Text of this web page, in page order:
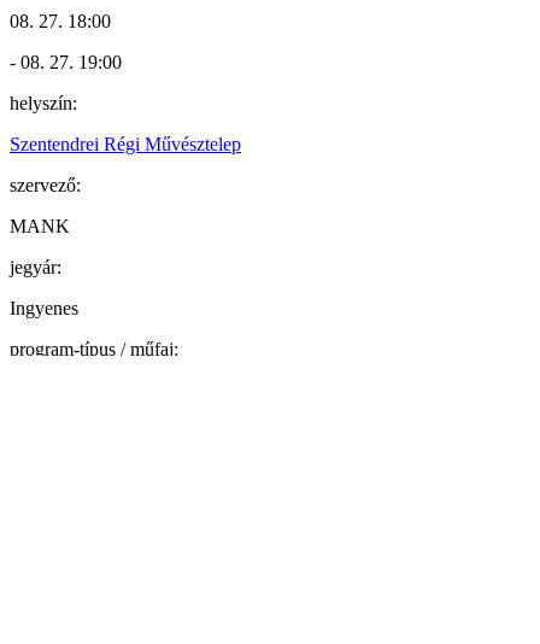
08. 27. 18:00
- 08. 27. 19:00
helyszín:
Szentendrei Régi Művésztelep
szervező:
MANK
jegyár:
Ingyenes
program-típus / műfaj: